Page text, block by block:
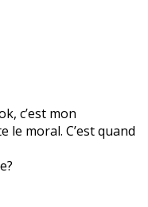
c’est mon
le moral. C’est quand